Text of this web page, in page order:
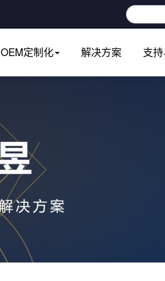
OEM定制化 解决方案 支